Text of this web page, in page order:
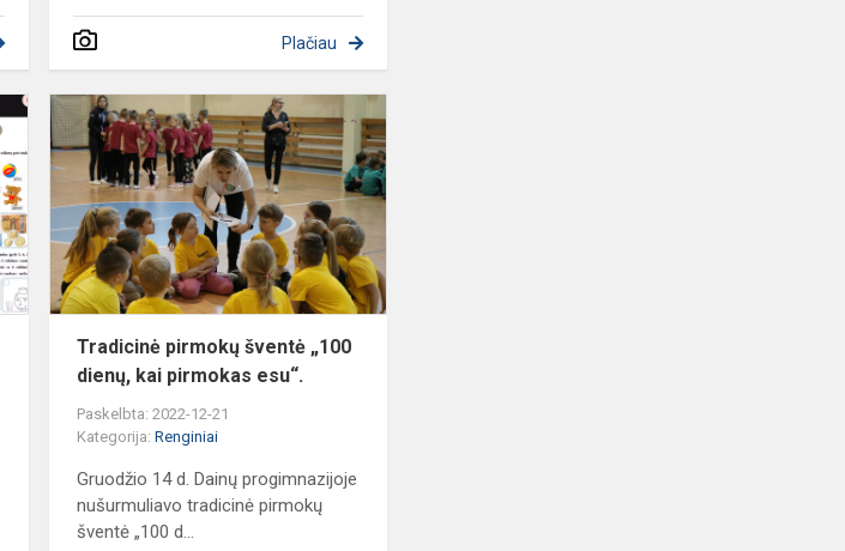
Plačiau
Respublikinė
mokslinė
praktinė
konferencija
„Pamoka
be
si...
pirmokų
šventė
„100
kai
pirmokas
esu“.
Tradicinė pirmokų šventė „100
dienų, kai pirmokas esu“.
Paskelbta: 2022-12-21
Kategorija:Renginiai
Gruodžio 14 d. Dainų progimnazijoje
nušurmuliavo tradicinė pirmokų
šventė „100 d...